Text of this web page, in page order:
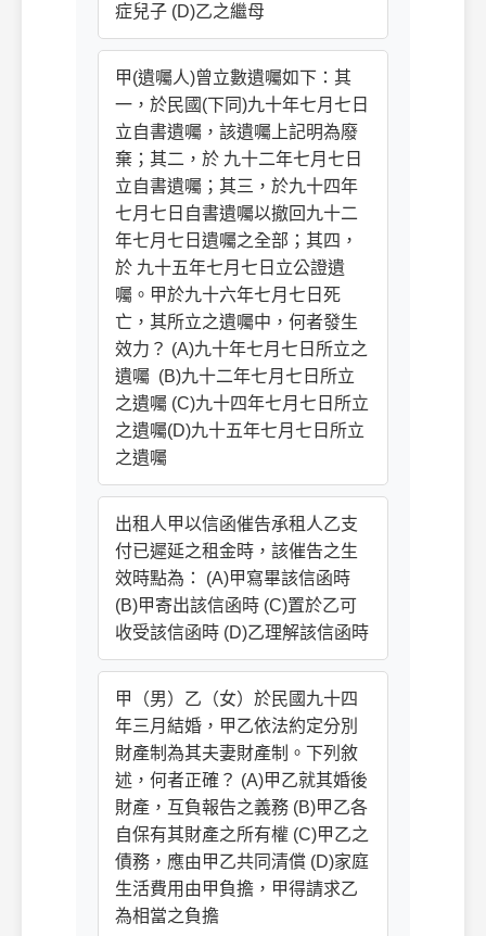
症兒子 (D)乙之繼母
甲(遺囑人)曾立數遺囑如下：其
一，於民國(下同)九十年七月七日
立自書遺囑，該遺囑上記明為廢
棄；其二，於 九十二年七月七日
立自書遺囑；其三，於九十四年
七月七日自書遺囑以撤回九十二
年七月七日遺囑之全部；其四，
於 九十五年七月七日立公證遺
囑。甲於九十六年七月七日死
亡，其所立之遺囑中，何者發生
效力？ (A)九十年七月七日所立之
遺囑 (B)九十二年七月七日所立
之遺囑 (C)九十四年七月七日所立
之遺囑(D)九十五年七月七日所立
之遺囑
出租人甲以信函催告承租人乙支
付已遲延之租金時，該催告之生
效時點為： (A)甲寫畢該信函時
(B)甲寄出該信函時 (C)置於乙可
收受該信函時 (D)乙理解該信函時
甲（男）乙（女）於民國九十四
年三月結婚，甲乙依法約定分別
財產制為其夫妻財產制。下列敘
述，何者正確？ (A)甲乙就其婚後
財產，互負報告之義務 (B)甲乙各
自保有其財產之所有權 (C)甲乙之
債務，應由甲乙共同清償 (D)家庭
生活費用由甲負擔，甲得請求乙
為相當之負擔